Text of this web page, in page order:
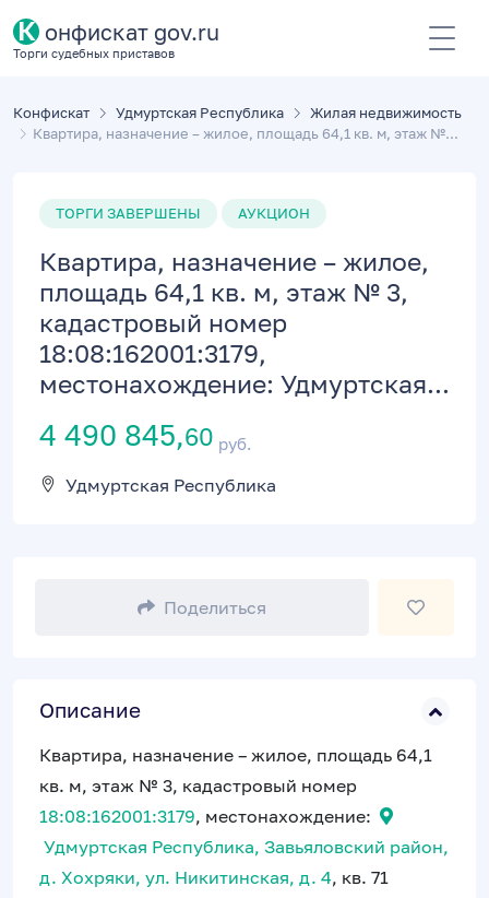
К онфискат gov.ru
Торги судебных приставов
Конфискат Удмуртская Республика
Жилая недвижимость
Квартира, назначение – жилое, площадь 64,1 кв. м, этаж №...
ТОРГИ ЗАВЕРШЕНЫ АУКЦИОН
Квартира, назначение – жилое,
площадь 64,1 кв. м, этаж № 3,
кадастровый номер
18:08:162001:3179,
местонахождение: Удмуртская...
4 490 845,60 руб.
Удмуртская Республика
Поделиться
Описание
Квартира, назначение – жилое, площадь 64,1
кв. м, этаж № 3, кадастровый номер
18:08:162001:3179, местонахождение:
Удмуртская Республика, Завьяловский район,
д. Хохряки, ул. Никитинская, д. 4, кв. 71